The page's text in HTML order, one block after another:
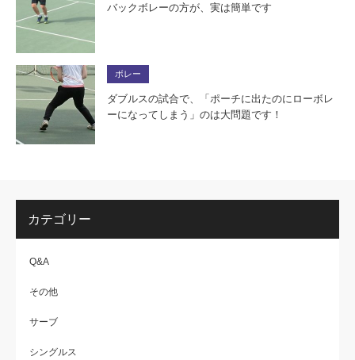
バックボレーの方が、実は簡単です
ボレー
ダブルスの試合で、「ポーチに出たのにローボレ
ーになってしまう」のは大問題です！
カテゴリー
Q&A
その他
サーブ
シングルス